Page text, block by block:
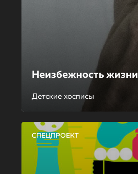
Неизбежность жизни
Детские хосписы
СПЕЦПРОЕКТ